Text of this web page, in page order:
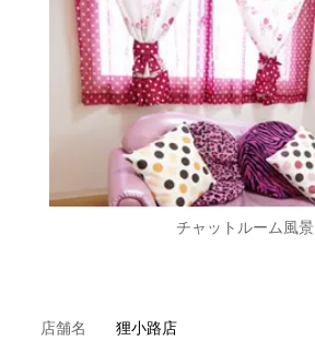
チャットルーム風景
店舗名 狸小路店